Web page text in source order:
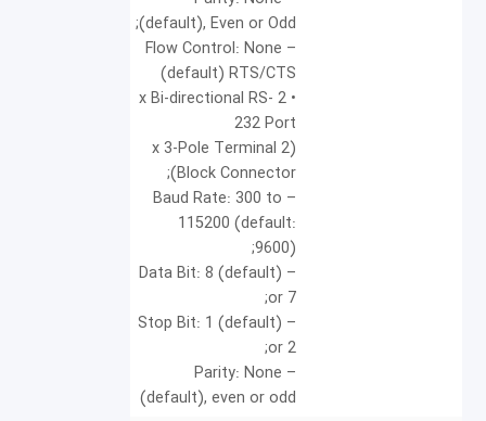
(default), Even or Odd;
– Flow Control: None
(default) RTS/CTS
• 2 x Bi-directional RS-
232 Port
(2 x 3-Pole Terminal
Block Connector);
– Baud Rate: 300 to
115200 (default:
9600);
– Data Bit: 8 (default)
or 7;
– Stop Bit: 1 (default)
or 2;
– Parity: None
(default), even or odd